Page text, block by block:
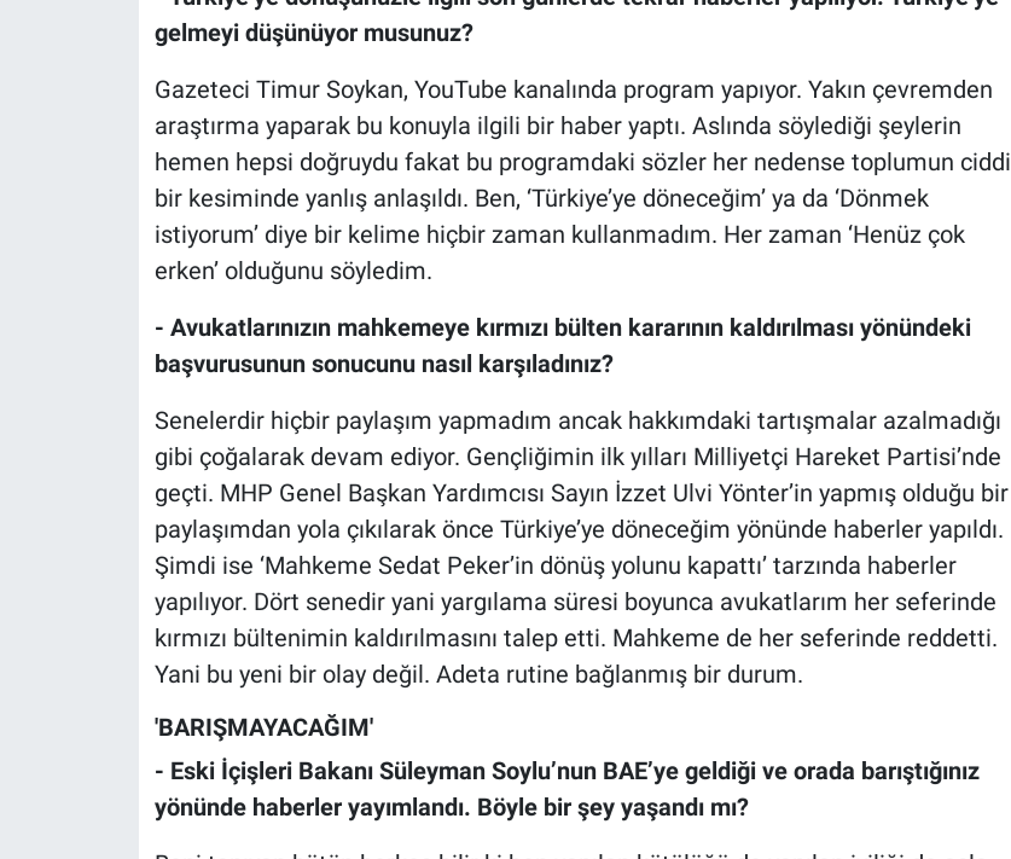
gelmeyi düşünüyor musunuz?
Gazeteci Timur Soykan, YouTube kanalında program yapıyor. Yakın çevremden
araştırma yaparak bu konuyla ilgili bir haber yaptı. Aslında söylediği şeylerin
hemen hepsi doğruydu fakat bu programdaki sözler her nedense toplumun ciddi
bir kesiminde yanlış anlaşıldı. Ben, ‘Türkiye’ye döneceğim’ ya da ‘Dönmek
istiyorum’ diye bir kelime hiçbir zaman kullanmadım. Her zaman ‘Henüz çok
erken’ olduğunu söyledim.
- Avukatlarınızın mahkemeye kırmızı bülten kararının kaldırılması yönündeki
başvurusunun sonucunu nasıl karşıladınız?
Senelerdir hiçbir paylaşım yapmadım ancak hakkımdaki tartışmalar azalmadığı
gibi çoğalarak devam ediyor. Gençliğimin ilk yılları Milliyetçi Hareket Partisi’nde
geçti. MHP Genel Başkan Yardımcısı Sayın İzzet Ulvi Yönter’in yapmış olduğu bir
paylaşımdan yola çıkılarak önce Türkiye’ye döneceğim yönünde haberler yapıldı.
Şimdi ise ‘Mahkeme Sedat Peker’in dönüş yolunu kapattı’ tarzında haberler
yapılıyor. Dört senedir yani yargılama süresi boyunca avukatlarım her seferinde
kırmızı bültenimin kaldırılmasını talep etti. Mahkeme de her seferinde reddetti.
Yani bu yeni bir olay değil. Adeta rutine bağlanmış bir durum.
'BARIŞMAYACAĞIM'
- Eski İçişleri Bakanı Süleyman Soylu’nun BAE’ye geldiği ve orada barıştığınız
yönünde haberler yayımlandı. Böyle bir şey yaşandı mı?
Yerel Yaşam
Canlı Yayın